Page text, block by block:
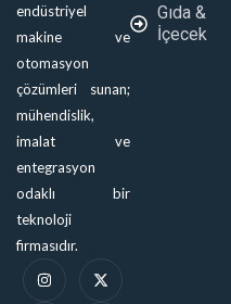
endüstriyel
makine ve
otomasyon
çözümleri sunan;
mühendislik,
imalat ve
entegrasyon
odaklı bir
teknoloji
firmasıdır.
n
-
i
o
Gıda &
İçecek